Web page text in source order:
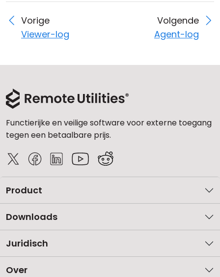
Vorige
Viewer-log
Volgende
Agent-log
Functierijke en veilige software voor externe toegang
tegen een betaalbare prijs.
Product
Downloads
Juridisch
Over